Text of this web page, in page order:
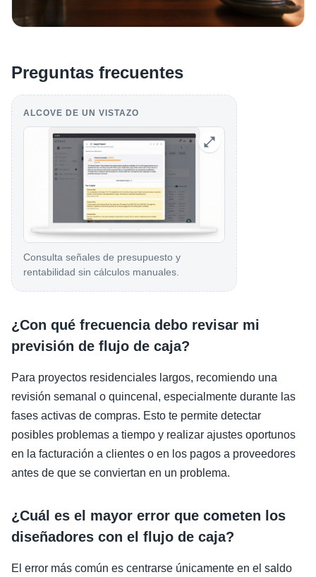
Preguntas frecuentes
ALCOVE DE UN VISTAZO
Consulta señales de presupuesto y
rentabilidad sin cálculos manuales.
¿Con qué frecuencia debo revisar mi
previsión de flujo de caja?
Para proyectos residenciales largos, recomiendo una
revisión semanal o quincenal, especialmente durante las
fases activas de compras. Esto te permite detectar
posibles problemas a tiempo y realizar ajustes oportunos
en la facturación a clientes o en los pagos a proveedores
antes de que se conviertan en un problema.
¿Cuál es el mayor error que cometen los
diseñadores con el flujo de caja?
El error más común es centrarse únicamente en el saldo